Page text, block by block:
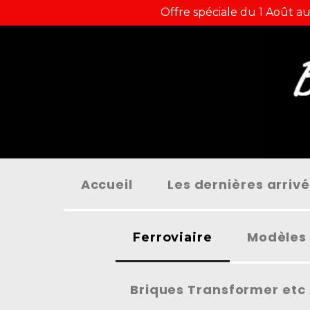
Offre spéciale du 1 Août
Accueil Les dernières
Ferroviaire
Briques Transformer etc